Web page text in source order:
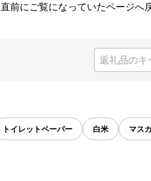
直前にご覧になっていたページへ
トイレットペーパー 白米 マス